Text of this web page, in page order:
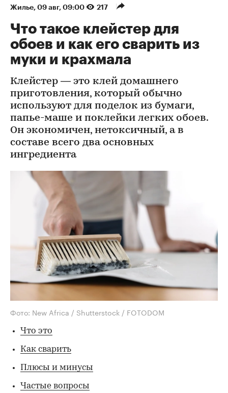
Жилье⁠, 09 авг, 09:00 217
Что такое клейстер для
обоев и как его сварить из
муки и крахмала
Клейстер — это клей домашнего
приготовления, который обычно
используют для поделок из бумаги,
папье-маше и поклейки легких обоев.
Он экономичен, нетоксичный, а в
составе всего два основных
ингредиента
Фото: New Africa / Shutterstock / FOTODOM
Что это
Как сварить
Плюсы и минусы
Частые вопросы